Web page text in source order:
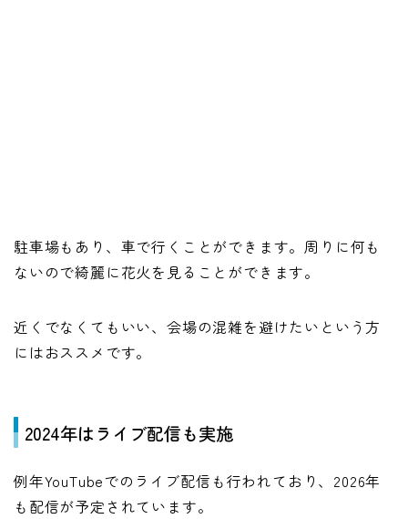
駐車場もあり、車で行くことができます。周りに何も
ないので綺麗に花火を見ることができます。
近くでなくてもいい、会場の混雑を避けたいという方
にはおススメです。
2024年はライブ配信も実施
例年YouTubeでのライブ配信も行われており、2026年
も配信が予定されています。